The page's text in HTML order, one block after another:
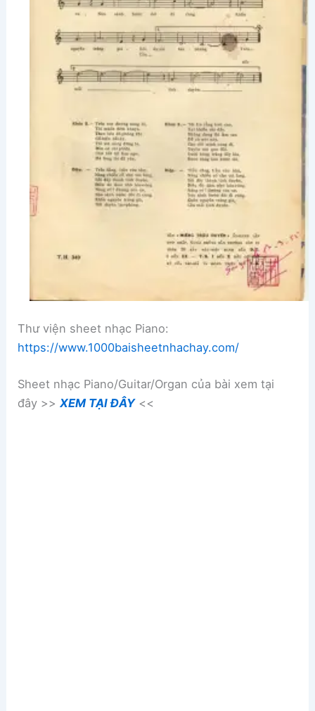
Thư viện sheet nhạc Piano:
https://www.1000baisheetnhachay.com/
Sheet nhạc Piano/Guitar/Organ của bài xem tại
đây >>XEM TẠI ĐÂY<<